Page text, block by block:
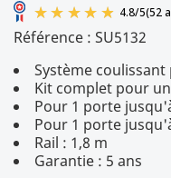
4.8
Référence : SU5132
Système
Kit complet pour
Pour 1 porte
Pour 1 porte
Rail : 1,8 m
Garantie : 5 ans